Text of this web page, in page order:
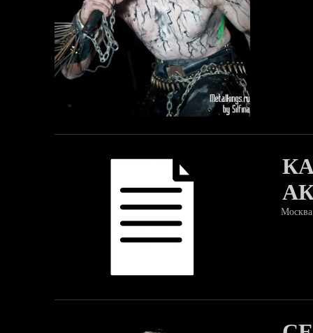
Москва